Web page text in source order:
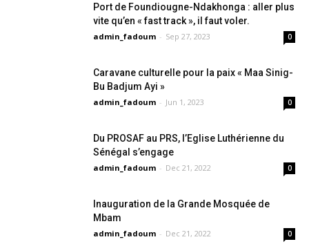
Port de Foundiougne-Ndakhonga : aller plus
vite qu’en « fast track », il faut voler.
admin_fadoum - Sep 27, 2023 0
Caravane culturelle pour la paix « Maa Sinig-
Bu Badjum Ayi »
admin_fadoum - Jun 1, 2023 0
Du PROSAF au PRS, l’Eglise Luthérienne du
Sénégal s’engage
admin_fadoum - Dec 21, 2022 0
Inauguration de la Grande Mosquée de
Mbam
admin_fadoum - Dec 21, 2022 0